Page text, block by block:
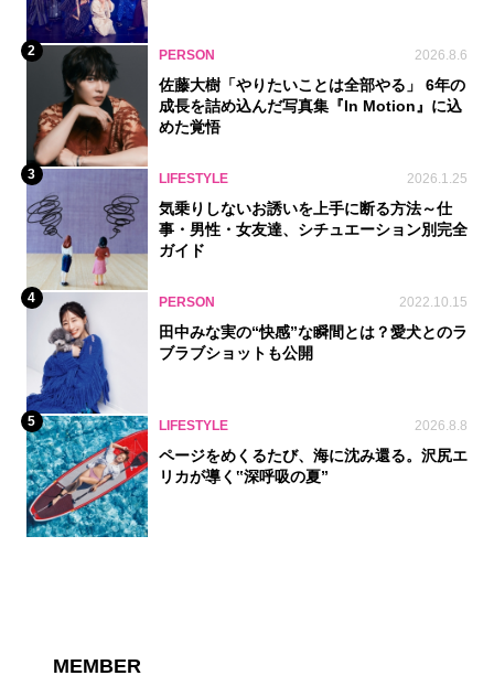
2 PERSON 2026.8.6
佐藤大樹「やりたいことは全部やる」 6年の
成長を詰め込んだ写真集『In Motion』に込
めた覚悟
3 LIFESTYLE 2026.1.25
気乗りしないお誘いを上手に断る方法～仕
事・男性・女友達、シチュエーション別完全
ガイド
4 PERSON 2022.10.15
田中みな実の“快感”な瞬間とは？愛犬とのラ
ブラブショットも公開
5 LIFESTYLE 2026.8.8
ページをめくるたび、海に沈み還る。沢尻エ
リカが導く‟深呼吸の夏”
MEMBER